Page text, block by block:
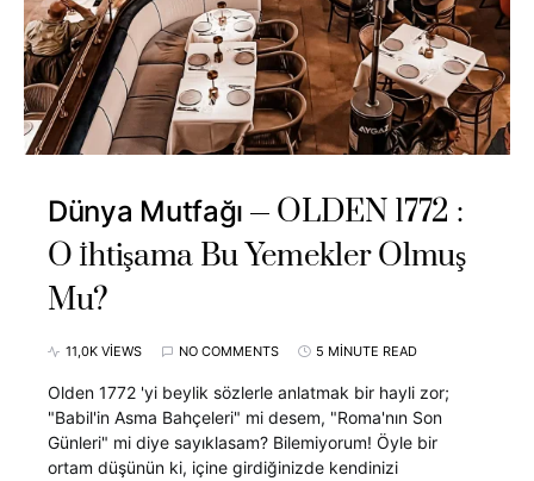
Dünya Mutfağı
OLDEN 1772 :
O İhtişama Bu Yemekler Olmuş
Mu?
11,0K VIEWS NO COMMENTS 5 MINUTE READ
Olden 1772 'yi beylik sözlerle anlatmak bir hayli zor;
"Babil'in Asma Bahçeleri" mi desem, "Roma'nın Son
Günleri" mi diye sayıklasam? Bilemiyorum! Öyle bir
ortam düşünün ki, içine girdiğinizde kendinizi